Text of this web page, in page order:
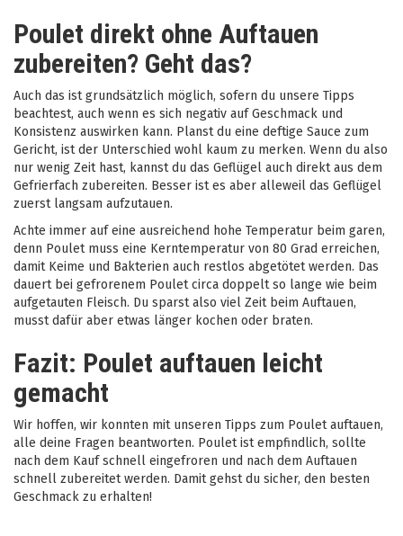
Poulet direkt ohne Auftauen
zubereiten? Geht das?
Auch das ist grundsätzlich möglich, sofern du unsere Tipps
beachtest, auch wenn es sich negativ auf Geschmack und
Konsistenz auswirken kann. Planst du eine deftige Sauce zum
Gericht, ist der Unterschied wohl kaum zu merken. Wenn du also
nur wenig Zeit hast, kannst du das Geflügel auch direkt aus dem
Gefrierfach zubereiten. Besser ist es aber alleweil das Geflügel
zuerst langsam aufzutauen.
Achte immer auf eine ausreichend hohe Temperatur beim garen,
denn Poulet muss eine Kerntemperatur von 80 Grad erreichen,
damit Keime und Bakterien auch restlos abgetötet werden. Das
dauert bei gefrorenem Poulet circa doppelt so lange wie beim
aufgetauten Fleisch. Du sparst also viel Zeit beim Auftauen,
musst dafür aber etwas länger kochen oder braten.
Fazit: Poulet auftauen leicht
gemacht
Wir hoffen, wir konnten mit unseren Tipps zum Poulet auftauen,
alle deine Fragen beantworten. Poulet ist empfindlich, sollte
nach dem Kauf schnell eingefroren und nach dem Auftauen
schnell zubereitet werden. Damit gehst du sicher, den besten
Geschmack zu erhalten!